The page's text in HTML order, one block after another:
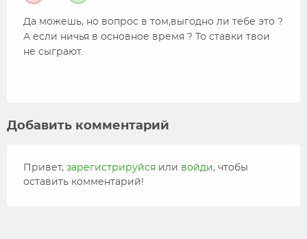
Да можешь, но вопрос в том,выгодно ли тебе это ?
А если ничья в основное время ? То ставки твои
не сыграют.
Добавить комментарий
Привет, зарегистрируйся или войди, чтобы
оставить комментарий!